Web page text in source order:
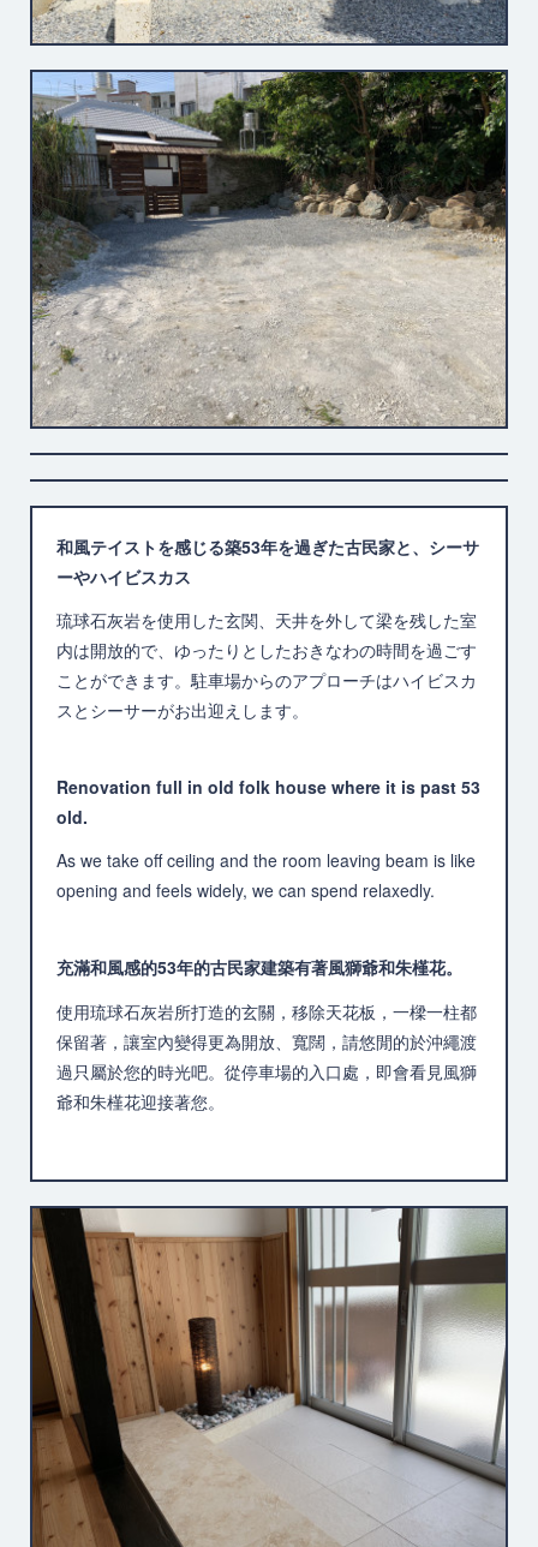
和風テイストを感じる築53年を過ぎた古民家と、シーサ
ーやハイビスカス
琉球石灰岩を使用した玄関、天井を外して梁を残した室
内は開放的で、ゆったりとしたおきなわの時間を過ごす
ことができます。駐車場からのアプローチはハイビスカ
スとシーサーがお出迎えします。
Renovation full in old folk house where it is past 53
old.
As we take off ceiling and the room leaving beam is like
opening and feels widely, we can spend relaxedly.
充滿和風感的53年的古民家建築有著風獅爺和朱槿花。
使用琉球石灰岩所打造的玄關，移除天花板，一樑一柱都
保留著，讓室內變得更為開放、寬闊，請悠閒的於沖繩渡
過只屬於您的時光吧。從停車場的入口處，即會看見風獅
爺和朱槿花迎接著您。